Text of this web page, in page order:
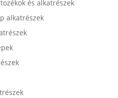
és alkatrészek
alkatrészek